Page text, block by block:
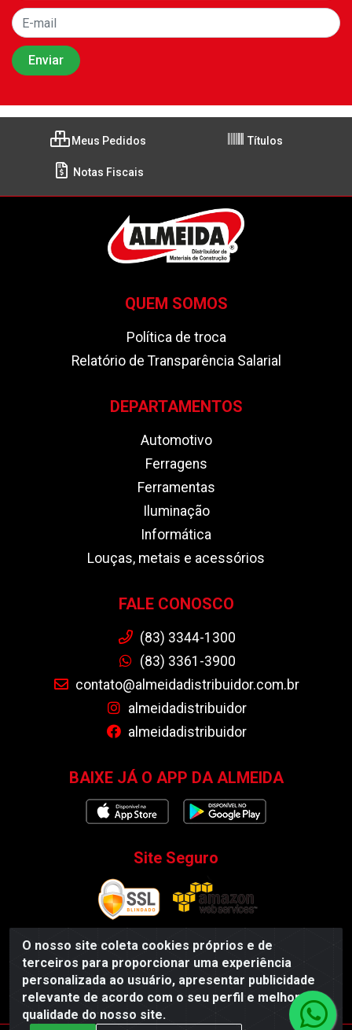
O nosso site coleta cookies próprios e de
terceiros para proporcionar uma experiência
personalizada ao usuário, apresentar publicidade
relevante de acordo com o seu perfil e melhorar a
qualidade do nosso site.
Meus Pedidos Títulos
Notas Fiscais
QUEM SOMOS
Política de troca
Relatório de Transparência Salarial
DEPARTAMENTOS
Automotivo
Ferragens
Ferramentas
Iluminação
Informática
Louças, metais e acessórios
FALE CONOSCO
(83) 3344-1300
(83) 3361-3900
contato@almeidadistribuidor.com.br
almeidadistribuidor
almeidadistribuidor
BAIXE JÁ O APP DA ALMEIDA
Site Seguro
Almeida Distribuidor - Rodovia BR 104, S/N, Centro -
Esperança/PB - CEP 58135-000 - CNPJ 35.419.548/0001-55